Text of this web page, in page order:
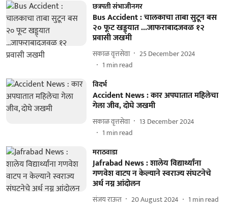
छत्रपती संभाजीनगर
Bus Accident : चालकाचा ताबा सुटून बस
२० फूट खड्ड्यात ...जाफराबादजवळ १२
प्रवासी जखमी
सकाळ वृत्तसेवा
25 December 2024
1 min read
विदर्भ
Accident News : कार अपघातात महिलेचा
गेला जीव, दोघे जखमी
सकाळ वृत्तसेवा
13 December 2024
1 min read
मराठवाडा
Jafrabad News : शालेय विद्यार्थ्यांना
गणवेश वाटप न केल्याने स्वराज्य संघटनेचे
अर्ध नग्न आंदोलन
संजय राऊत 20 August 2024 1 min read